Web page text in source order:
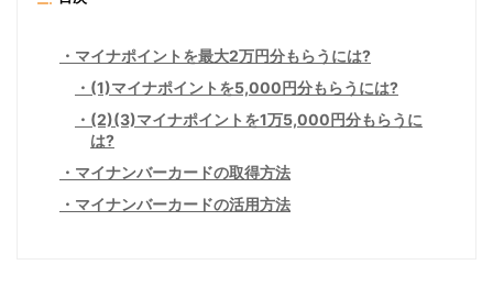
マイナポイントを最大2万円分もらうには?
(1)マイナポイントを5,000円分もらうには?
(2)(3)マイナポイントを1万5,000円分もらうに
は?
マイナンバーカードの取得方法
マイナンバーカードの活用方法